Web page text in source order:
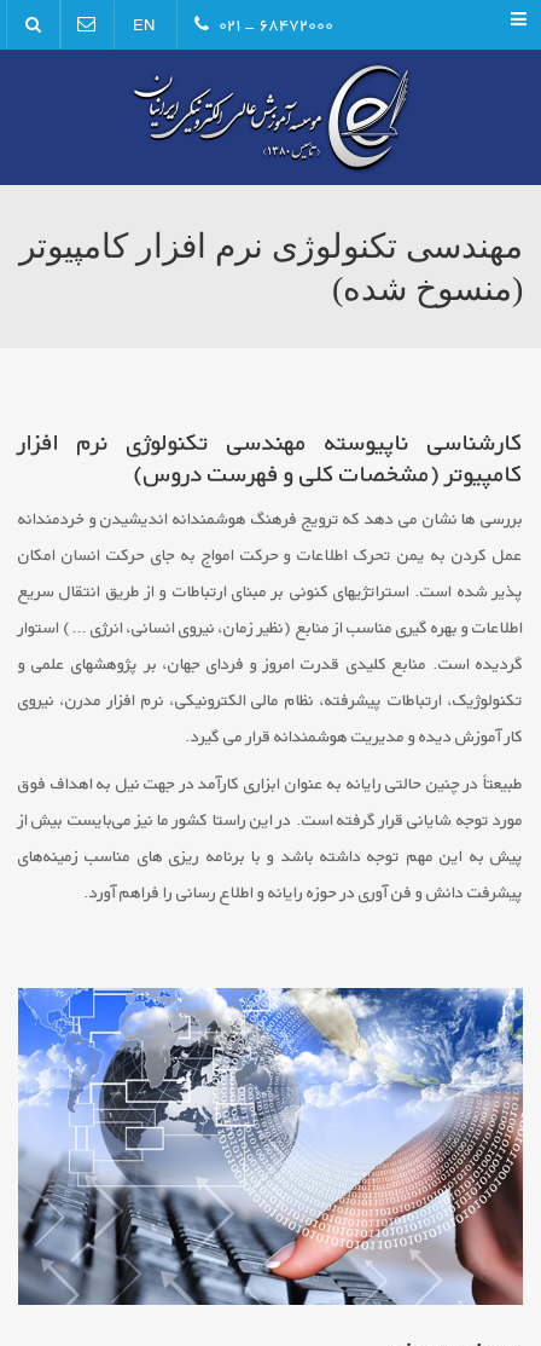
Menu ۶۸۴۷۲۰۰۰ - ۰۲۱ EN
مهندسی تکنولوژی نرم افزار کامپیوتر
(منسوخ شده)
کارشناسی ناپیوسته مهندسی تکنولوژی نرم افزار
کامپیوتر (مشخصات کلی و فهرست دروس)
بررسی ها نشان می دهد که ترویج فرهنگ هوشمندانه اندیشیدن و خردمندانه
عمل کردن به یمن تحرک اطلاعات و حرکت امواج به جای حرکت انسان امکان
پذیر شده است. استراتژیهای کنونی بر مبنای ارتباطات و از طریق انتقال سریع
اطلاعات و بهره گیری مناسب از منابع (نظیر زمان، نیروی انسانی، انرژی …) استوار
گردیده است. منابع کلیدی قدرت امروز و فردای جهان، بر پژوهشهای علمی و
تکنولوژیک، ارتباطات پیشرفته، نظام مالی الکترونیکی، نرم افزار مدرن، نیروی
کار آموزش دیده و مدیریت هوشمندانه قرار می گیرد.
طبیعتاً در چنین حالتی رایانه به عنوان ابزاری کارآمد در جهت نیل به اهداف فوق
مورد توجه شایانی قرار گرفته است. در این راستا کشور ما نیز می‌بایست بیش از
پیش به این مهم توجه داشته باشد و با برنامه ریزی های مناسب زمینه‌های
پیشرفت دانش و فن آوری در حوزه رایانه و اطلاع رسانی را فراهم آورد.